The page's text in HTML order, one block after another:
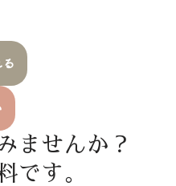
ませんか？
です。